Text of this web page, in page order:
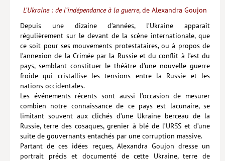
L’Ukraine : de l’indépendance à la guerre, de Alexandra Goujon
Depuis une dizaine d’années, l’Ukraine apparaît
régulièrement sur le devant de la scène internationale, que
ce soit pour ses mouvements protestataires, ou à propos de
l’annexion de la Crimée par la Russie et du conflit à l’est du
pays, semblant constituer le théâtre d’une nouvelle guerre
froide qui cristallise les tensions entre la Russie et les
nations occidentales.
Les événements récents sont aussi l’occasion de mesurer
combien notre connaissance de ce pays est lacunaire, se
limitant souvent aux clichés d’une Ukraine berceau de la
Russie, terre des cosaques, grenier à blé de l’URSS et d’une
suite de gouvernants entachés par une corruption massive.
Partant de ces idées reçues, Alexandra Goujon dresse un
portrait précis et documenté de cette Ukraine, terre de